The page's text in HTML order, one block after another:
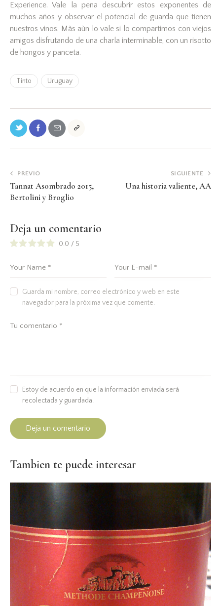
Experience. Vale la pena descubrir estos exponentes de
muchos años y observar el potencial de guarda que tienen
nuestros vinos. Màs aùn lo vale si lo compartimos con viejos
amigos disfrutando de una charla interminable, con un risotto
de hongos y panceta.
Tinto Uruguay
PREVIO
Tannat Asombrado 2015,
Bertolini y Broglio
SIGUIENTE
Una historia valiente, AA
Deja un comentario
0.0 / 5
Guarda mi nombre, correo electrónico y web en este
navegador para la próxima vez que comente.
Estoy de acuerdo en que la información enviada será
recolectada y guardada.
Tambien te puede interesar